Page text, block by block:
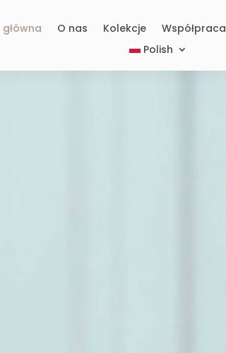
O nas Kolekcje Współpraca
Polish